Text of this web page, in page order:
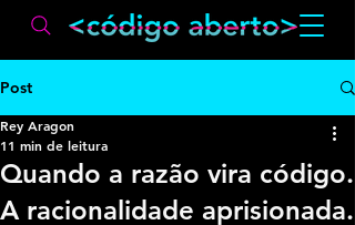
Post
Quando a razão vira código.
A racionalidade aprisionada.
Rey Aragon
11 min de leitura